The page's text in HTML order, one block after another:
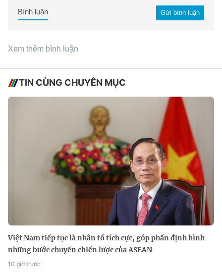
Gửi bình luận
Bình luận
Xem thêm bình luận
TIN CÙNG CHUYÊN MỤC
Việt Nam tiếp tục là nhân tố tích cực, góp phần định hình
những bước chuyển chiến lược của ASEAN
10 giờ trước